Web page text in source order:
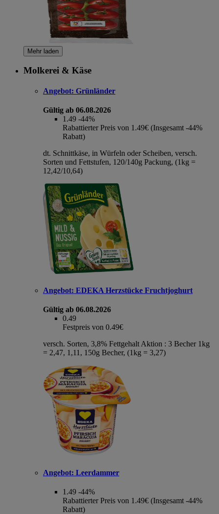
Mehr laden
Molkerei & Käse
Angebot: Grünländer
Gültig ab 06.08.2026
1.49 -44%
Rabattierter Preis von 1.49€ (Insgesamt -44%
Rabatt)
dt. Schnittkäse, in Würfeln oder Scheiben, versch.
Sorten und Fettstufen, 120/140g Packung, (1kg =
12,42/10,64)
Angebot: EDEKA Herzstücke Fruchtjoghurt
Gültig ab 06.08.2026
0.49
Festpreis von 0.49€
versch. Sorten, 3,8% Fettgehalt Aktion : 3 Becher 1kg
= 2,47, 1,11, 150g Becher, (1kg = 3,27)
Angebot: Leerdammer
1.49 -44%
Rabattierter Preis von 1.49€ (Insgesamt -44%
Rabatt)